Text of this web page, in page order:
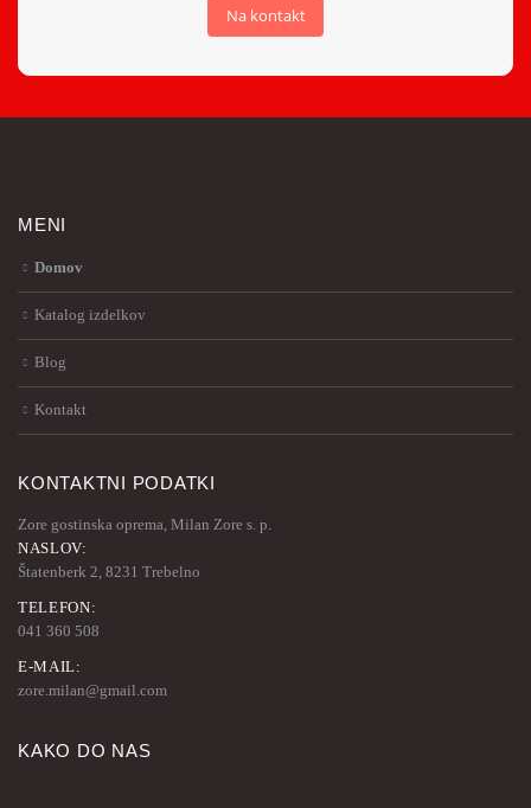
Na kontakt
MENI
Domov
Katalog izdelkov
Blog
Kontakt
KONTAKTNI PODATKI
Zore gostinska oprema, Milan Zore s. p.
NASLOV:
Štatenberk 2, 8231 Trebelno
TELEFON:
041 360 508
E-MAIL:
zore.milan@gmail.com
KAKO DO NAS